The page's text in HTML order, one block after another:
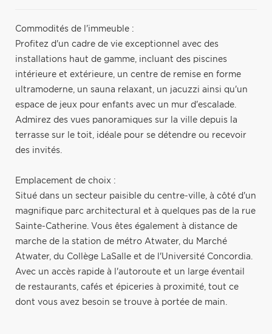
Commodités de l'immeuble :
Profitez d'un cadre de vie exceptionnel avec des
installations haut de gamme, incluant des piscines
intérieure et extérieure, un centre de remise en forme
ultramoderne, un sauna relaxant, un jacuzzi ainsi qu'un
espace de jeux pour enfants avec un mur d'escalade.
Admirez des vues panoramiques sur la ville depuis la
terrasse sur le toit, idéale pour se détendre ou recevoir
des invités.
Emplacement de choix :
Situé dans un secteur paisible du centre-ville, à côté d'un
magnifique parc architectural et à quelques pas de la rue
Sainte-Catherine. Vous êtes également à distance de
marche de la station de métro Atwater, du Marché
Atwater, du Collège LaSalle et de l'Université Concordia.
Avec un accès rapide à l'autoroute et un large éventail
de restaurants, cafés et épiceries à proximité, tout ce
dont vous avez besoin se trouve à portée de main.